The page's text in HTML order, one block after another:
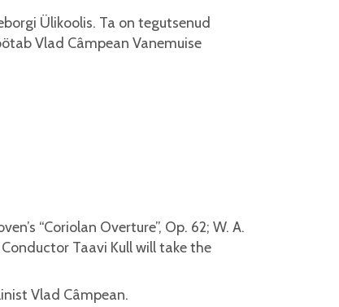
Ülikoolis. Ta on tegutsenud
Vlad Câmpean Vanemuise
“Coriolan Overture”, Op. 62; W. A.
Conductor Taavi Kull will take the
Vlad Câmpean.